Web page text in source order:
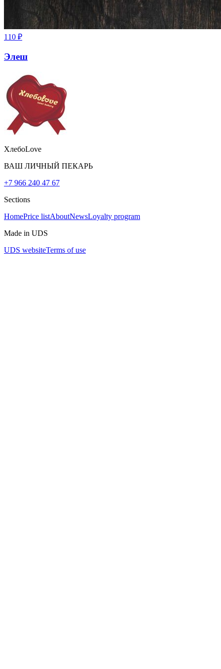
110 ₽
Элеш
ХлебоLove
ВАШ ЛИЧНЫЙ ПЕКАРЬ
+7 966 240 47 67
Sections
HomePrice listAboutNewsLoyalty program
Made in UDS
UDS websiteTerms of use